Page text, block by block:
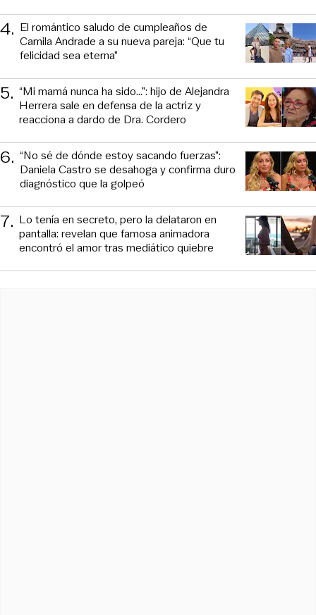
4. El romántico saludo de cumpleaños de
Camila Andrade a su nueva pareja: “Que tu
felicidad sea eterna”
5. “Mi mamá nunca ha sido...”: hijo de Alejandra
Herrera sale en defensa de la actriz y
reacciona a dardo de Dra. Cordero
6. “No sé de dónde estoy sacando fuerzas”:
Daniela Castro se desahoga y confirma duro
diagnóstico que la golpeó
7. Lo tenía en secreto, pero la delataron en
pantalla: revelan que famosa animadora
encontró el amor tras mediático quiebre